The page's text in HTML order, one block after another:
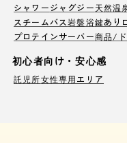
シャワージャグジー天然温
スチームバス岩盤浴鍵あり
プロテインサーバー商品/
初心者向け・安心感
託児所女性専用エリア